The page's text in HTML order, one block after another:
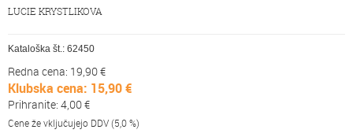
LUCIE KRYSTLIKOVA
Kataloška št.: 62450
Redna cena: 19,90 €
Klubska cena: 15,90 €
Prihranite: 4,00 €
Cene že vključujejo DDV (5,0 %)